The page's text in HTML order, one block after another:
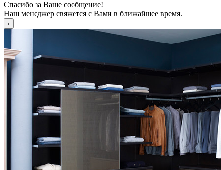
Спасибо за Ваше сообщение!
Наш менеджер свяжется с Вами в ближайшее время.